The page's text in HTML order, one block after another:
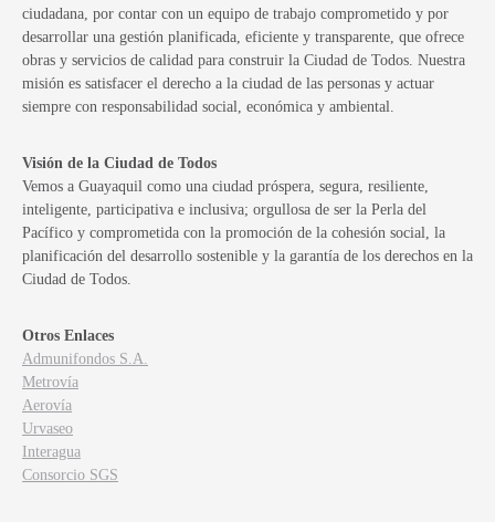
ciudadana, por contar con un equipo de trabajo comprometido y por
desarrollar una gestión planificada, eficiente y transparente, que ofrece
obras y servicios de calidad para construir la Ciudad de Todos. Nuestra
misión es satisfacer el derecho a la ciudad de las personas y actuar
siempre con responsabilidad social, económica y ambiental.
Visión de la Ciudad de Todos
Vemos a Guayaquil como una ciudad próspera, segura, resiliente,
inteligente, participativa e inclusiva; orgullosa de ser la Perla del
Pacífico y comprometida con la promoción de la cohesión social, la
planificación del desarrollo sostenible y la garantía de los derechos en la
Ciudad de Todos.
Otros Enlaces
Admunifondos S.A.
Metrovía
Aerovía
Urvaseo
Interagua
Consorcio SGS